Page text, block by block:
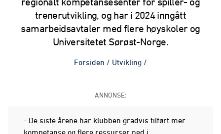
trenerutvikling, og har i 2024 inngått
samarbeidsavtaler med flere høyskoler og
Universitetet Sørøst-Norge.
Forsiden / Utvikling /
ANNONSE:
- De siste årene har klubben gradvis tilført mer
kompetanse og flere ressurser ned i